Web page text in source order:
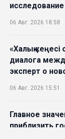
06 Авг. 2026 18:58
«Халық
диалога
эксперт о
06 Авг. 2026 15:51
Главное
приблизить